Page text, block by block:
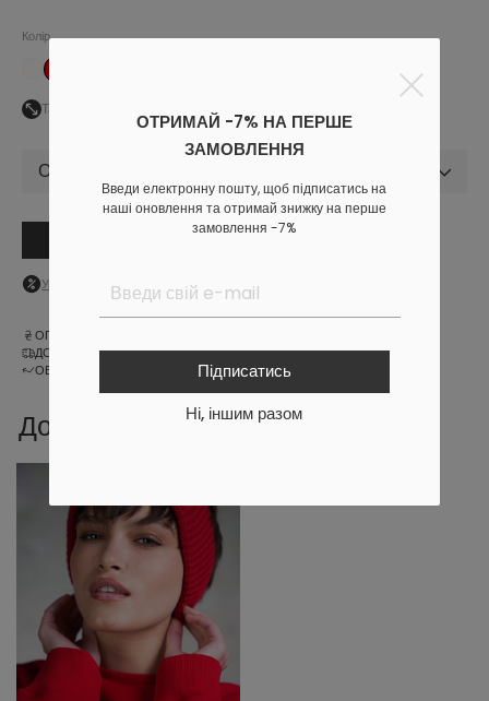
ОТРИМАЙ -7% НА ПЕРШЕ
ЗАМОВЛЕННЯ
Введи електронну пошту, щоб підписатись на
наші оновлення та отримай знижку на перше
замовлення -7%
Підписатись
Ні, іншим разом
Колір
Таблиця розмірів
Обрати розмір
Увійдіть в особистий кабінет, щоб побачити персональну знижку
ОПЛАТА
ДОСТАВКА
ОБМІН ТА ПОВЕРНЕННЯ
Доповни образ